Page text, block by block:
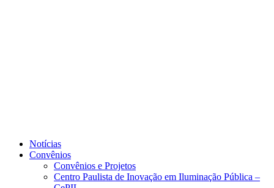
Notícias
Convênios
Convênios e Projetos
Centro Paulista de Inovação em Iluminação Pública –